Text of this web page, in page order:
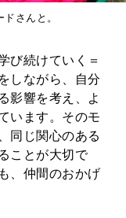
さんと。
び続けていく＝
しながら、自分
影響を考え、よ
います。そのモ
同じ関心のある
ことが大切で
、仲間のおかげ